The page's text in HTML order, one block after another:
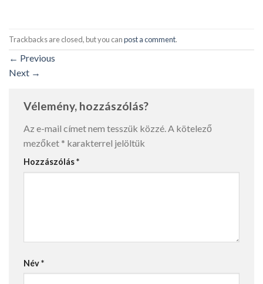
Trackbacks are closed, but you canpost a comment.
← Previous
Next →
Vélemény, hozzászólás?
Az e-mail címet nem tesszük közzé.A kötelező
mezőket * karakterrel jelöltük
Hozzászólás*
Név*